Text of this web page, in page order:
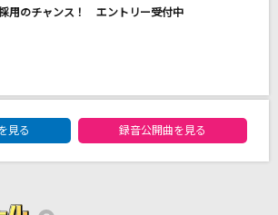
用のチャンス！ エントリー受付中
ともボーカルエントリーランキング
見る
録音公開曲を見る